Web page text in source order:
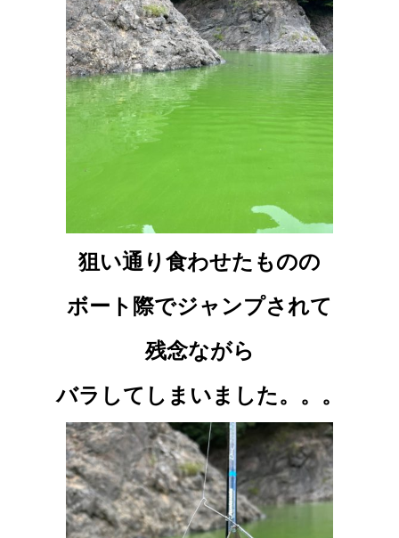
狙い通り食わせたものの
ボート際でジャンプされて
残念ながら
バラしてしまいました。。。